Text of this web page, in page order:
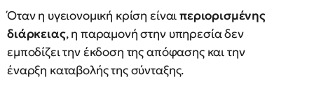
Όταν η υγειονομική κρίση είναιπεριορισμένης
διάρκειας, η παραμονή στην υπηρεσία δεν
εμποδίζει την έκδοση της απόφασης και την
έναρξη καταβολής της σύνταξης.